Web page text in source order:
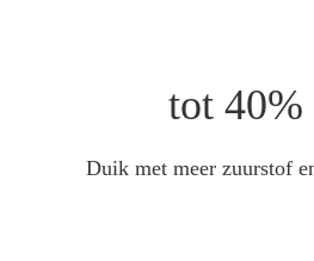
tot 40%
Duik met meer zuurstof